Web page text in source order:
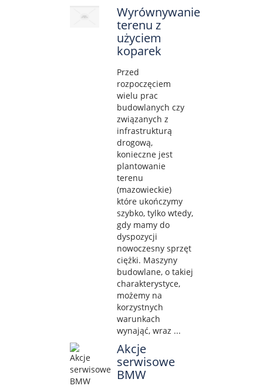
Wyrównywanie
terenu z
użyciem
koparek
Przed
rozpoczęciem
wielu prac
budowlanych czy
związanych z
infrastrukturą
drogową,
konieczne jest
plantowanie
terenu
(mazowieckie)
które ukończymy
szybko, tylko wtedy,
gdy mamy do
dyspozycji
nowoczesny sprzęt
ciężki. Maszyny
budowlane, o takiej
charakterystyce,
możemy na
korzystnych
warunkach
wynająć, wraz ...
Akcje
serwisowe
BMW